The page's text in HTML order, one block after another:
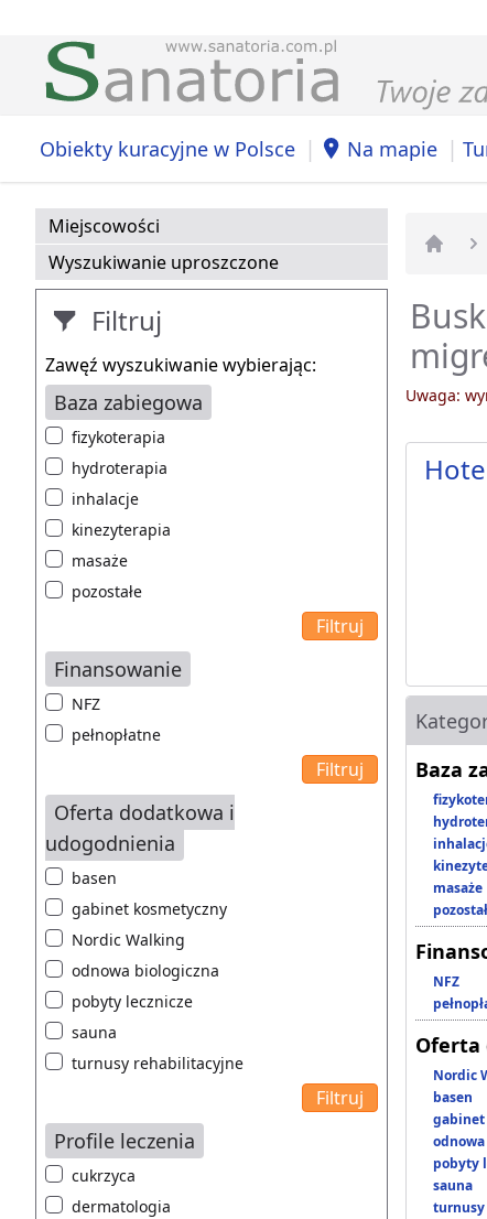
Obiekty kuracyjne w Polsce | Na mapie |
Miejscowości
Wyszukiwanie uproszczone
Filtruj
Zawęź wyszukiwanie wybierając:
Baza zabiegowa
fizykoterapia
hydroterapia
inhalacje
kinezyterapia
masaże
pozostałe
Finansowanie
NFZ
pełnopłatne
Oferta dodatkowa i
udogodnienia
basen
gabinet kosmetyczny
Nordic Walking
odnowa biologiczna
pobyty lecznicze
sauna
turnusy rehabilitacyjne
Profile leczenia
cukrzyca
dermatologia
Strona
Uwaga:
Baza
masaże
NFZ
Oferta
Nordic
basen
gabinet
pobyty
sauna